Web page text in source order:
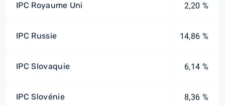
IPC Royaume Uni 2,20 %
IPC Russie 14,86 %
IPC Slovaquie 6,14 %
IPC Slovénie 8,36 %